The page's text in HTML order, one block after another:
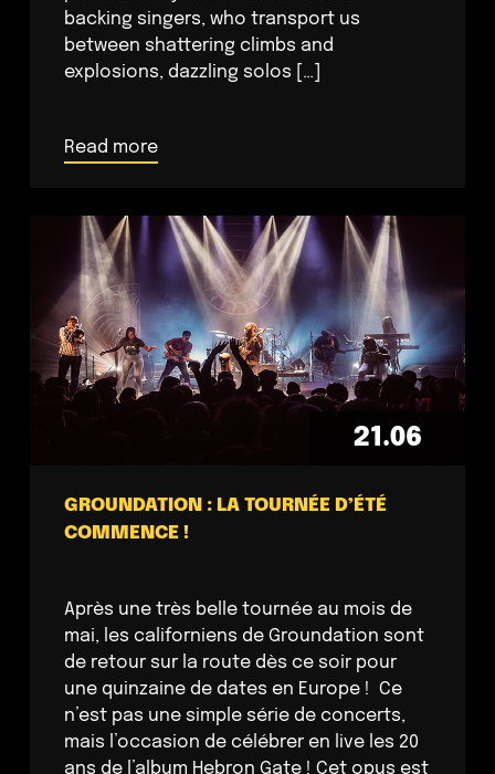
backing singers, who transport us
between shattering climbs and
explosions, dazzling solos […]
Read more
21.06
GROUNDATION : LA TOURNÉE D’ÉTÉ
COMMENCE !
Après une très belle tournée au mois de
mai, les californiens de Groundation sont
de retour sur la route dès ce soir pour
une quinzaine de dates en Europe ! Ce
n’est pas une simple série de concerts,
mais l’occasion de célébrer en live les 20
ans de l’album Hebron Gate ! Cet opus est